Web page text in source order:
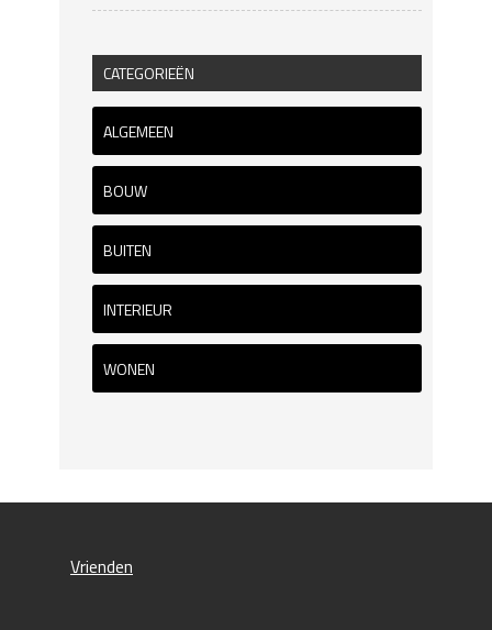
CATEGORIEËN
ALGEMEEN
BOUW
BUITEN
INTERIEUR
WONEN
Vrienden